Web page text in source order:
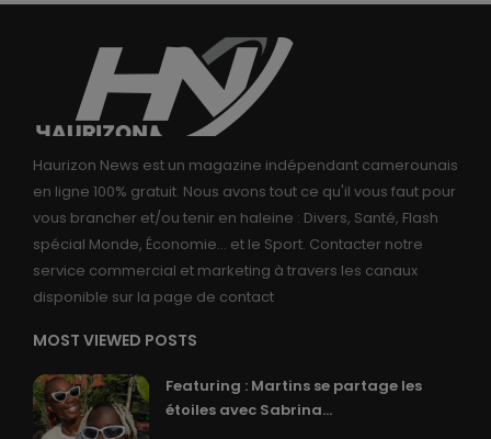
Haurizon News est un magazine indépendant camerounais
en ligne 100% gratuit. Nous avons tout ce qu'il vous faut pour
vous brancher et/ou tenir en haleine : Divers, Santé, Flash
spécial Monde, Économie... et le Sport. Contacter notre
service commercial et marketing à travers les canaux
disponible sur la page de contact
MOST VIEWED POSTS
Featuring : Martins se partage les
étoiles avec Sabrina...